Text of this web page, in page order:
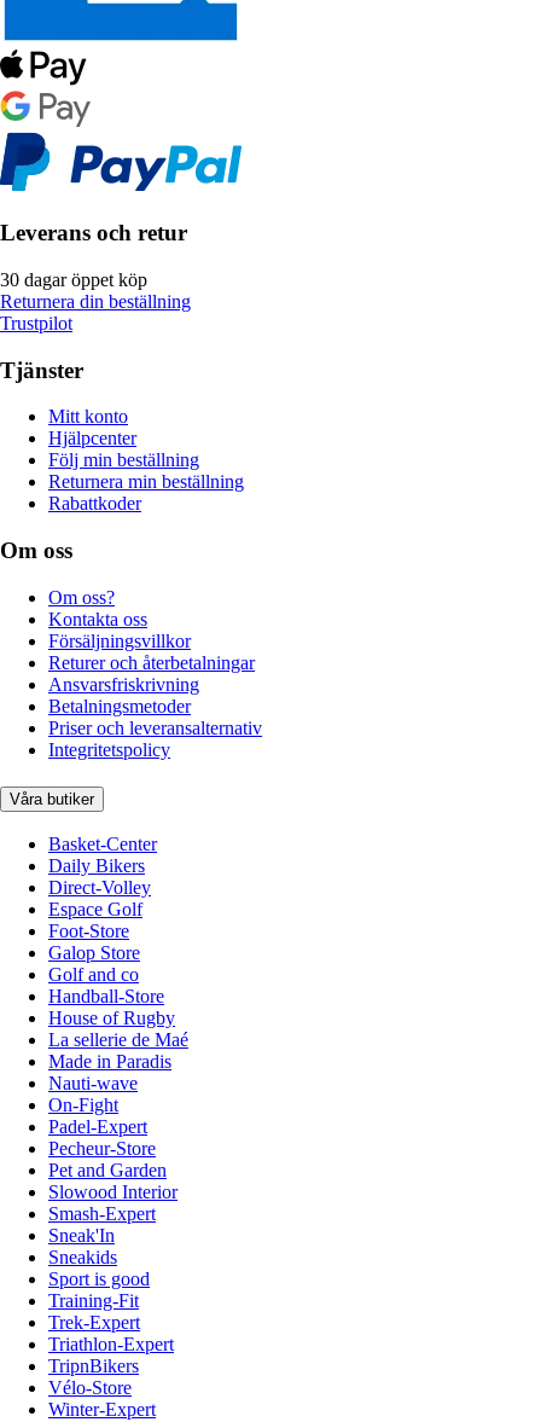
Leverans och retur
30 dagar öppet köp
Returnera din beställning
Trustpilot
Tjänster
Mitt konto
Hjälpcenter
Följ min beställning
Returnera min beställning
Rabattkoder
Om oss
Om oss?
Kontakta oss
Försäljningsvillkor
Returer och återbetalningar
Ansvarsfriskrivning
Betalningsmetoder
Priser och leveransalternativ
Integritetspolicy
Våra butiker
Basket-Center
Daily Bikers
Direct-Volley
Espace Golf
Foot-Store
Galop Store
Golf and co
Handball-Store
House of Rugby
La sellerie de Maé
Made in Paradis
Nauti-wave
On-Fight
Padel-Expert
Pecheur-Store
Pet and Garden
Slowood Interior
Smash-Expert
Sneak'In
Sneakids
Sport is good
Training-Fit
Trek-Expert
Triathlon-Expert
TripnBikers
Vélo-Store
Winter-Expert